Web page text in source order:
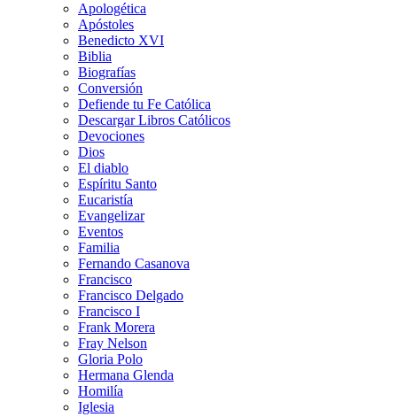
Apologética
Apóstoles
Benedicto XVI
Biblia
Biografías
Conversión
Defiende tu Fe Católica
Descargar Libros Católicos
Devociones
Dios
El diablo
Espíritu Santo
Eucaristía
Evangelizar
Eventos
Familia
Fernando Casanova
Francisco
Francisco Delgado
Francisco I
Frank Morera
Fray Nelson
Gloria Polo
Hermana Glenda
Homilía
Iglesia